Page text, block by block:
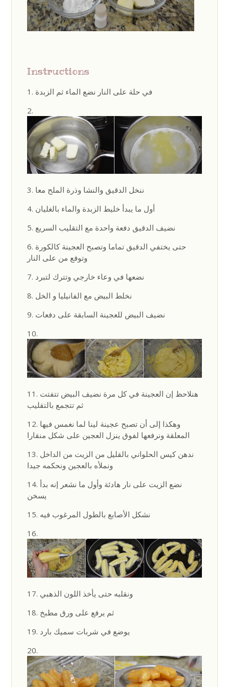
Instructions
في حلة على النار نضع الماء ثم الزبدة
ننخل الدقيق والنشا وذرة الملح معا
أول ما يبدأ خليط الزبدة والماء بالغليان
نضيف الدقيق دفعة واحدة مع التقليب السريع
حتى يختفي الدقيق تماما وتصبح العجينة كالكورة
وتوفع من على النار
نضعها في وعاء خارجي وتترك لتبرد
نخلط البيض مع الفانيليا و الخل
نضيف البيض للعجينة السابقة على دفعات
هنلاحظ إن العجينة في كل مرة نضيف البيض تتفتت
ثم تتجمع بالتقليب
وهكذا إلى أن تصبح عجينة لينا لما نغمس فيها
المعلقة ونرفعها لفوق ينزل العجين على شكل منقارا
ندهن كيس الحلواني بالقليل من الزيت من الداخل
ونملأه بالعجين ونحكمه جيدا
نضع الزيت على نار هادئة وأول ما نشعر إنه بدأ
يسخن
نشكل الأصابع بالطول المرغوب فيه
ونقلبه حتى يأخذ اللون الذهبي
ثم يرفع على ورق مطبخ
يوضع في شربات سميك بارد